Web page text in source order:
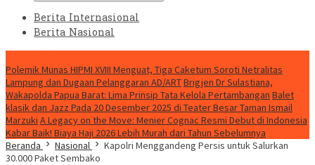
Berita Internasional
Berita Nasional
Polemik Munas HIPMI XVIII Menguat, Tiga Caketum Soroti Netralitas
Lampung dan Dugaan Pelanggaran AD/ARTBrigjen Dr Sulastiana,
Wakapolda Papua Barat: Lima Prinsip Tata Kelola Pertambangan Balet
klasik dan Jazz Pada 20 Desember 2025 di Teater Besar Taman Ismail
Marzuki A Legacy on the Move: Menier Cognac Resmi Debut di Indonesia
Kabar Baik! Biaya Haji 2026 Lebih Murah dari Tahun Sebelumnya
Beranda
Nasional
Kapolri Menggandeng Persis untuk Salurkan
30.000 Paket Sembako